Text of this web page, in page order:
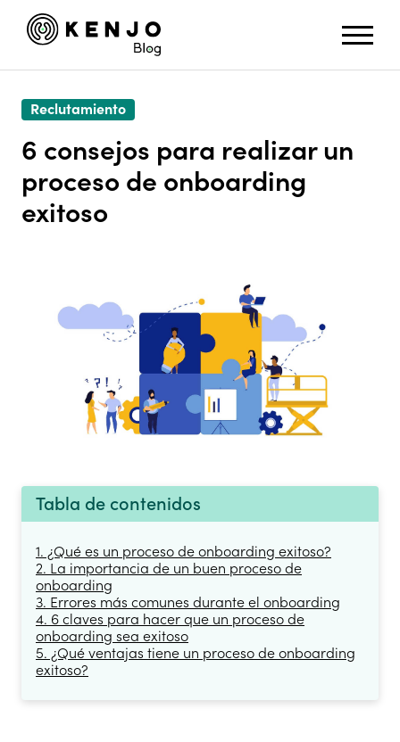
Reclutamiento
6 consejos para realizar un
proceso de onboarding
exitoso
Tabla de contenidos
1. ¿Qué es un proceso de onboarding exitoso?
2. La importancia de un buen proceso de
onboarding
3. Errores más comunes durante el onboarding
4. 6 claves para hacer que un proceso de
onboarding sea exitoso
5. ¿Qué ventajas tiene un proceso de onboarding
exitoso?